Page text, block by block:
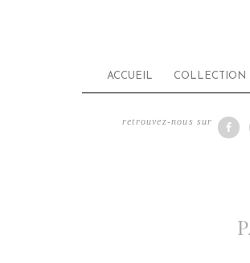
ACCUEIL COLLECTION
retrouvez-nous sur